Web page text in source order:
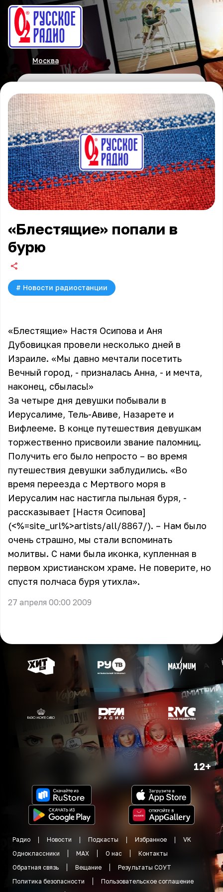
Москва
«Блестящие» попали в
бурю
# Новости радиостанции
«Блестящие» Настя Осипова и Аня
Дубовицкая провели несколько дней в
Израиле. «Мы давно мечтали посетить
Вечный город, - призналась Анна, - и мечта,
наконец, сбылась!»
За четыре дня девушки побывали в
Иерусалиме, Тель-Авиве, Назарете и
Вифлееме. В конце путешествия девушкам
торжественно присвоили звание паломниц.
Получить его было непросто – во время
путешествия девушки заблудились. «Во
время переезда с Мертвого моря в
Иерусалим нас настигла пыльная буря, -
рассказывает [Настя Осипова]
(<%=site_url%>artists/all/8867/). – Нам было
очень страшно, мы стали вспоминать
молитвы. С нами была иконка, купленная в
первом христианском храме. Не поверите, но
спустя полчаса буря утихла».
27 апреля 00:00 2009
12+
Радио Новости Подкасты Избранное
VK
Одноклассники
MAX О нас
Контакты
Обратная связь
Вещание
Результаты СОУТ
Политика безопасности
Пользовательское соглашение